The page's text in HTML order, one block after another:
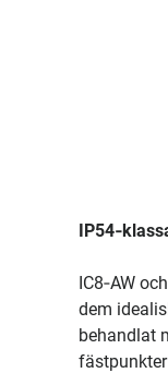
IC8‑AW
dem
behandlat